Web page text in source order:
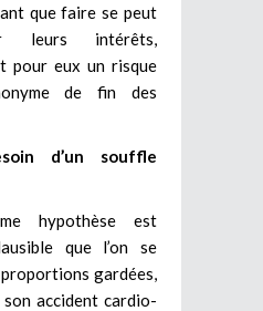
que faire se peut
leurs intérêts,
pour eux un risque
de fin des
d’un souffle
hypothèse est
que l’on se
gardées,
accident cardio-